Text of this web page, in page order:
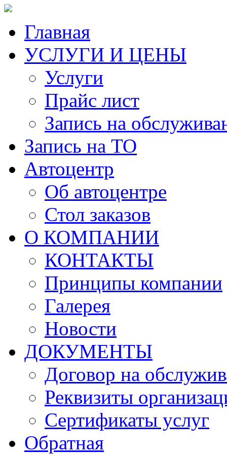
Главная
УСЛУГИ И ЦЕНЫ
Услуги
Прайс лист
Запись на
Запись на ТО
Автоцентр
Об автоцентре
Стол заказов
О КОМПАНИИ
КОНТАКТЫ
Принципы компании
Галерея
Новости
ДОКУМЕНТЫ
Договор на
Реквизиты
Сертификаты услуг
Обратная